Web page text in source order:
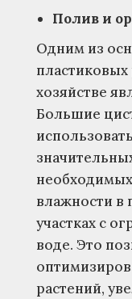
Полив и
Одним из
пластиковых
хозяйстве
Большие
влажности в
участках с
воде. Это
растений,